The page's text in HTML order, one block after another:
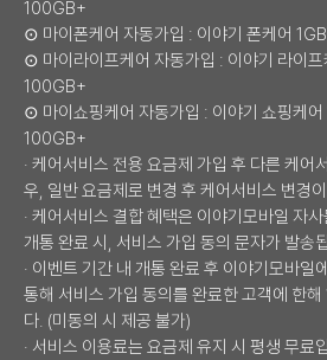
100GB+
⊙ 마이폰케어 자동가입 : 이야기 폰케어
⊙ 마이라이프케어 자동가입 : 이야기 라이
100GB+
⊙ 마이쇼핑케어 자동가입 : 이야기 쇼핑케
100GB+
· 케어서비스 전용 요금제 가입 후 다른 케어
우, 일반 요금제로 변경 후 케어서비스 변경
· 케어서비스 결합 혜택은 이야기모바일 자
개통 완료 시, 서비스 가입 동의 문자가 발송
· 이벤트 기간 내 개통 완료 후 이야기모바일
통해 서비스 가입 동의를 완료한 고객에 한
다. (미동의 시 제공 불가)
· 서비스 이용료는 요금제 유지 시 평생 무료